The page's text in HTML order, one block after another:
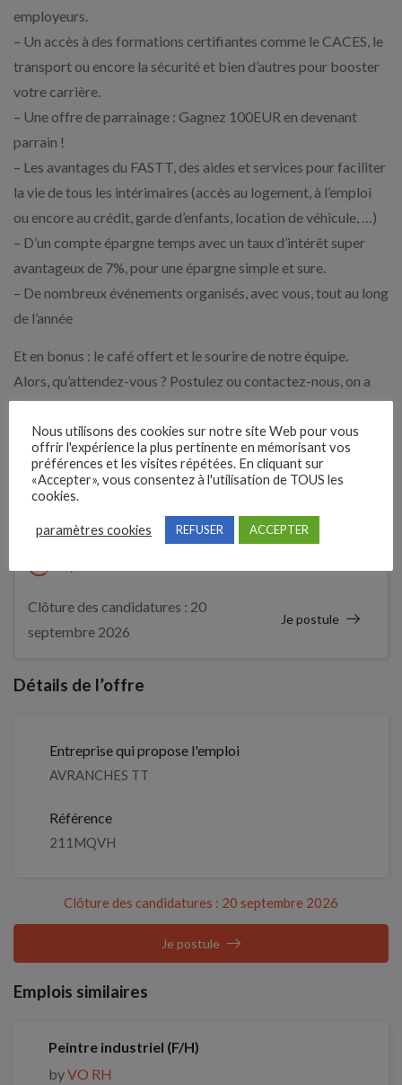
employeurs.
– Un accès à des formations certifiantes comme le CACES, le
transport ou encore la sécurité et bien d’autres pour booster
votre carrière.
– Une offre de parrainage : Gagnez 100EUR en devenant
parrain !
– Les avantages du FASTT, des aides et services pour faciliter
la vie de tous les intérimaires (accès au logement, à l’emploi
ou encore au crédit, garde d’enfants, location de véhicule, …)
– D’un compte épargne temps avec un taux d’intérêt super
avantageux de 7%, pour une épargne simple et sure.
– De nombreux événements organisés, avec vous, tout au long
de l’année
Et en bonus : le café offert et le sourire de notre équipe.
Alors, qu’attendez-vous ? Postulez ou contactez-nous, on a
forcément un job pour vous !
Expérience demandée
Débutant accepté
Clôture des candidatures : 20
septembre 2026
Je postule
Détails de l’offre
Entreprise qui propose l'emploi
AVRANCHES TT
Référence
211MQVH
Clôture des candidatures : 20 septembre 2026
Je postule
Emplois similaires
Peintre industriel (F/H)
byVO RH
Nous utilisons des cookies sur notre site Web pour vous
offrir l'expérience la plus pertinente en mémorisant vos
préférences et les visites répétées. En cliquant sur
«Accepter», vous consentez à l'utilisation de TOUS les
cookies.
paramètres cookies REFUSER ACCEPTER